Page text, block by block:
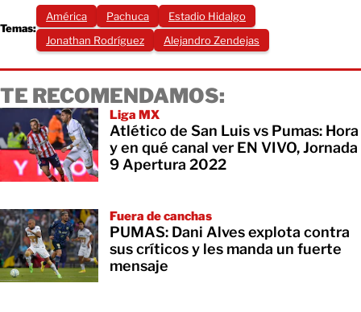
Temas:
América Pachuca
Estadio Hidalgo
Jonathan Rodríguez
Alejandro Zendejas
TE RECOMENDAMOS:
Liga MX
Atlético de San Luis vs Pumas: Hora
y en qué canal ver EN VIVO, Jornada
9 Apertura 2022
Fuera de canchas
PUMAS: Dani Alves explota contra
sus críticos y les manda un fuerte
mensaje